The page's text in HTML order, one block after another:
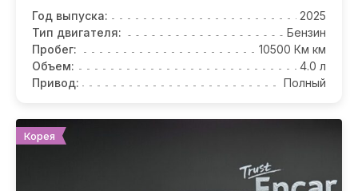
Год выпуска:
2025
Тип двигателя:
Бензин
Пробег:
10500 Км км
Объем:
4.0 л
Привод:
Полный
Корея